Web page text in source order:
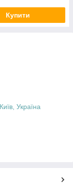
Купити
Україна